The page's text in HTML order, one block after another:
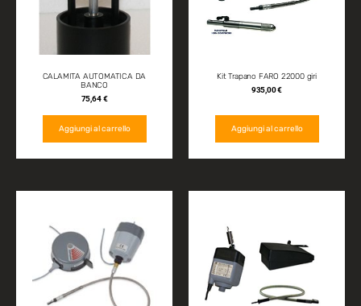
CALAMITA AUTOMATICA DA
BANCO
75,64€
Aggiungi al carrello
Kit Trapano FARO 22000 giri
935,00€
Aggiungi al carrello